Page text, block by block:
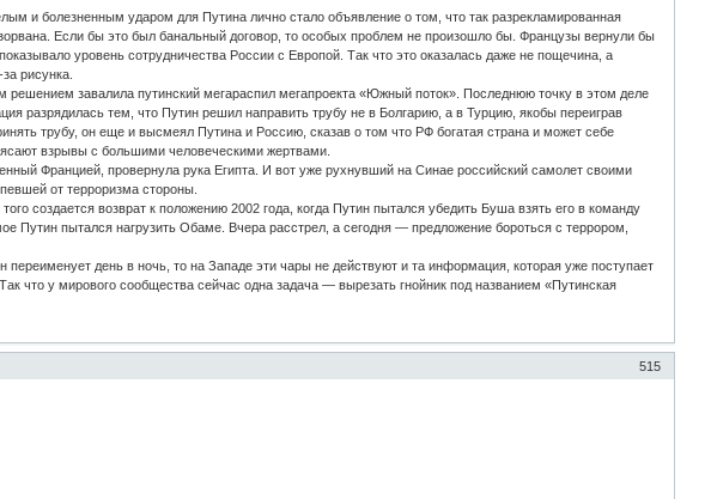
и болезненным ударом для Путина лично стало объявление о том, что так разрекламированная
Если бы это был банальный договор, то особых проблем не произошло бы. Французы вернули бы
уровень сотрудничества России с Европой. Так что это оказалась даже не пощечина, а
рисунка.
завалила путинский мегараспил мегапроекта «Южный поток». Последнюю точку в этом деле
разрядилась тем, что Путин решил направить трубу не в Болгарию, а в Турцию, якобы переиграв
трубу, он еще и высмеял Путина и Россию, сказав о том что РФ богатая страна и может себе
взрывы с большими человеческими жертвами.
Францией, провернула рука Египта. И вот уже рухнувший на Синае российский самолет своими
от терроризма стороны.
создается возврат к положению 2002 года, когда Путин пытался убедить Буша взять его в команду
пытался нагрузить Обаме. Вчера расстрел, а сегодня — предложение бороться с террором,
день в ночь, то на Западе эти чары не действуют и та информация, которая уже поступает
что у мирового сообщества сейчас одна задача — вырезать гнойник под названием «Путинская
515